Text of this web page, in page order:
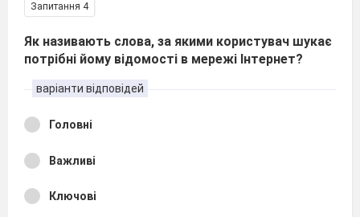
Запитання 4
Як називають слова, за якими користувач шукає
потрібні йому відомості в мережі Інтернет?
варіанти відповідей
Головні
Важливі
Ключові